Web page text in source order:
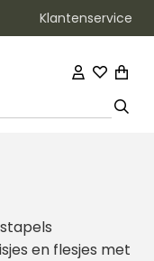
Klantenservice
en flesjes met